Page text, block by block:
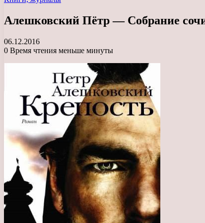
Алешковский Пётр — Собрание
06.12.2016
0 Время чтения меньше минуты